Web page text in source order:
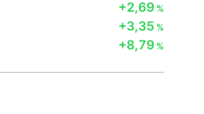
+2,69%
+3,35%
+8,79%